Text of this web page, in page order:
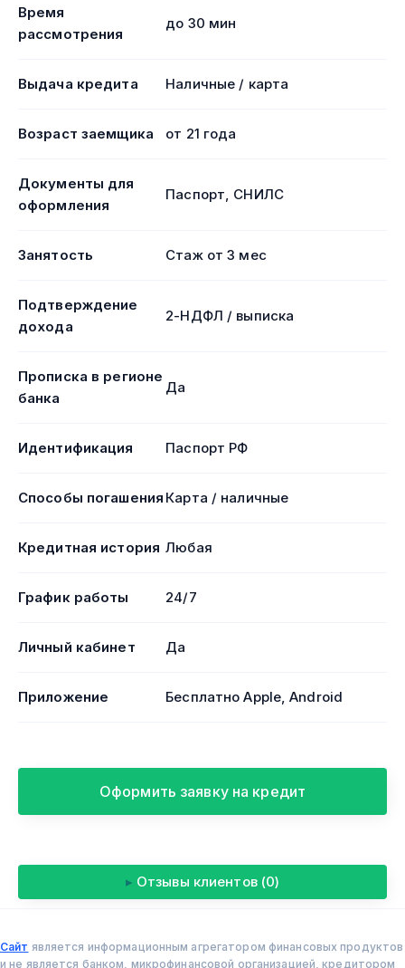
Время
рассмотрения
до 30 мин
Выдача кредита Наличные / карта
Возраст заемщика от 21 года
Документы для
оформления
Паспорт, СНИЛС
Занятость Стаж от 3 мес
Подтверждение
дохода
2-НДФЛ / выписка
Прописка в регионе
банка
Да
Идентификация Паспорт РФ
Способы погашения Карта / наличные
Кредитная история Любая
График работы 24/7
Личный кабинет Да
Приложение Бесплатно Apple, Android
Оформить заявку на кредит
▸ Отзывы клиентов (0)
Сайт является информационным агрегатором финансовых продуктов
и не является банком, микрофинансовой организацией, кредитором